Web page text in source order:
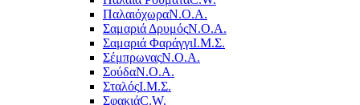
ΠαλαιόχωραΝ.Ο.Α.
Σαμαριά ΔρυμόςΝ.Ο.Α.
Σαμαριά ΦαράγγιΙ.Μ.Σ.
ΣέμπρωναςΝ.Ο.Α.
ΣούδαΝ.Ο.Α.
ΣταλόςΙ.Μ.Σ.
ΣφακιάC.W.